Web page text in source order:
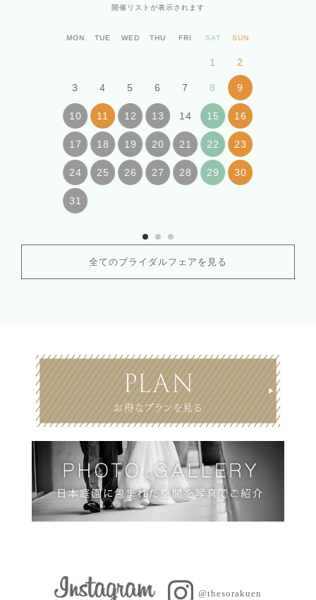
開催リストが表示されます
MON TUE WED THU FRI SAT SUN
1 2
3 4 5 6 7 8 9
10 11 12 13 14 15 16
17 18 19 20 21 22 23
24 25 26 27 28 29 30
31
全てのブライダルフェアを見る
@thesorakuen